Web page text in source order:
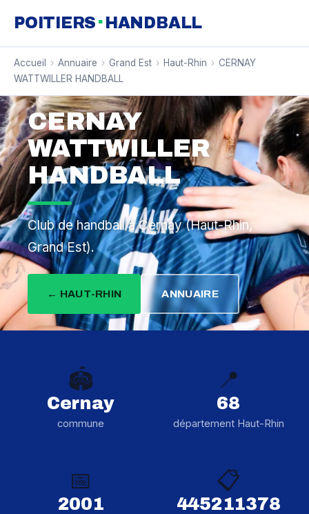
POITIERS · HANDBALL
Accueil › Annuaire › Grand Est › Haut-Rhin › CERNAY
WATTWILLER HANDBALL
CERNAY
WATTWILLER
HANDBALL
Club de handball à Cernay (Haut-Rhin,
Grand Est).
← HAUT-RHIN ANNUAIRE
🏟️
Cernay
commune
📍
68
département Haut-Rhin
📅
2001
📋
445211378